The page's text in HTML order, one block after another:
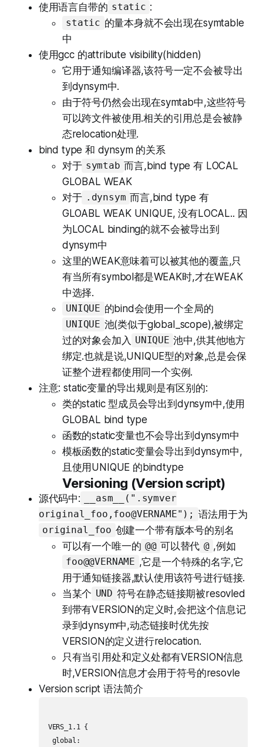
使用语言自带的 static :
static 的量本身就不会出现在symtable
中
使用gcc 的attribute visibility(hidden)
它用于通知编译器,该符号一定不会被导出
到dynsym中.
由于符号仍然会出现在symtab中,这些符号
可以跨文件被使用.相关的引用总是会被静
态relocation处理.
bind type 和 dynsym 的关系
对于 symtab 而言,bind type 有 LOCAL
GLOBAL WEAK
对于 .dynsym 而言,bind type 有
GLOABL WEAK UNIQUE, 没有LOCAL.. 因
为LOCAL binding的就不会被导出到
dynsym中
这里的WEAK意味着可以被其他的覆盖,只
有当所有symbol都是WEAK时,才在WEAK
中选择.
UNIQUE 的bind会使用一个全局的
UNIQUE 池(类似于global_scope),被绑定
过的对象会加入 UNIQUE 池中,供其他地方
绑定.也就是说,UNIQUE型的对象,总是会保
证整个进程都使用同一个实例.
注意: static变量的导出规则是有区别的:
类的static 型成员会导出到dynsym中,使用
GLOBAL bind type
函数的static变量也不会导出到dynsym中
模板函数的static变量会导出到dynsym中,
且使用UNIQUE 的bindtype
Versioning (Version script)
源代码中:
__asm__(".symver
original_foo,foo@VERNAME"); 语法用于为
original_foo 创建一个带有版本号的别名
可以有一个唯一的 @@ 可以替代 @ ,例如
foo@@VERNAME ,它是一个特殊的名字,它
用于通知链接器,默认使用该符号进行链接.
当某个 UND 符号在静态链接期被resovled
到带有VERSION的定义时,会把这个信息记
录到dynsym中,动态链接时优先按
VERSION的定义进行relocation.
只有当引用处和定义处都有VERSION信息
时,VERSION信息才会用于符号的resovle
Version script 语法简介
VERS_1.1 {
global: